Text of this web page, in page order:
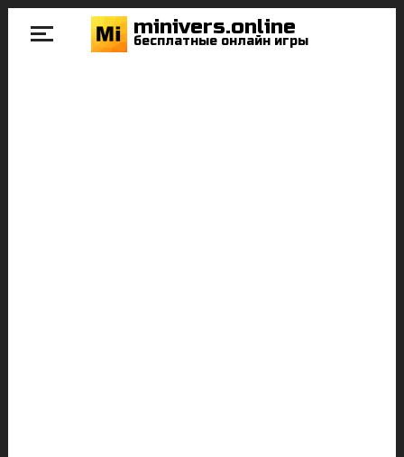
minivers.online
бесплатные онлайн игры